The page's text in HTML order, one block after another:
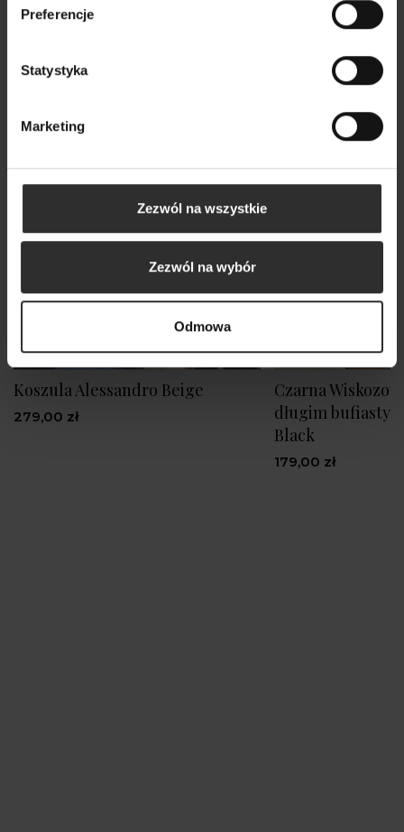
Preferencje
Statystyka
Marketing
Zezwól na wszystkie
Zezwól na wybór
Odmowa
Koszula Alessandro Beige
279,00 zł
Czarna
długim
Black
179,00 zł